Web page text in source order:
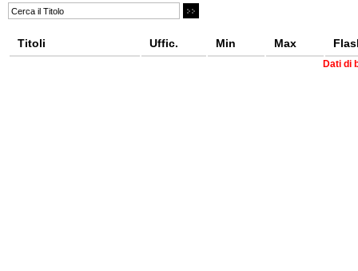
Titoli Uffic. Min Max
Dati di